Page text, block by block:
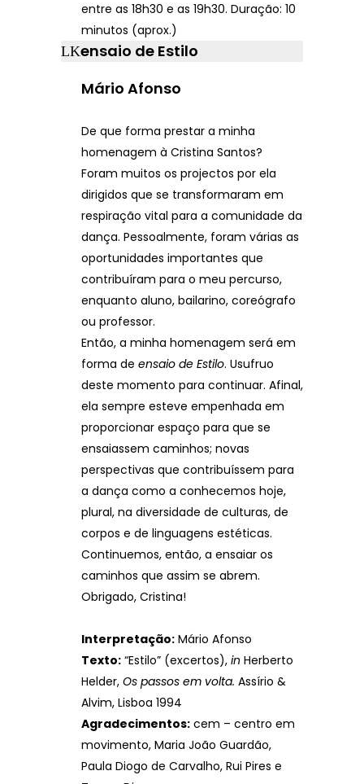
entre as 18h30 e as 19h30. Duração: 10
minutos (aprox.)
ensaio de Estilo
Mário Afonso
De que forma prestar a minha
homenagem à Cristina Santos?
Foram muitos os projectos por ela
dirigidos que se transformaram em
respiração vital para a comunidade da
dança. Pessoalmente, foram várias as
oportunidades importantes que
contribuíram para o meu percurso,
enquanto aluno, bailarino, coreógrafo
ou professor.
Então, a minha homenagem será em
forma de ensaio de Estilo. Usufruo
deste momento para continuar. Afinal,
ela sempre esteve empenhada em
proporcionar espaço para que se
ensaiassem caminhos; novas
perspectivas que contribuíssem para
a dança como a conhecemos hoje,
plural, na diversidade de culturas, de
corpos e de linguagens estéticas.
Continuemos, então, a ensaiar os
caminhos que assim se abrem.
Obrigado, Cristina!
Interpretação: Mário Afonso
Texto: “Estilo” (excertos), in Herberto
Helder, Os passos em volta. Assírio &
Alvim, Lisboa 1994
Agradecimentos: cem – centro em
movimento, Maria João Guardão,
Paula Diogo de Carvalho, Rui Pires e